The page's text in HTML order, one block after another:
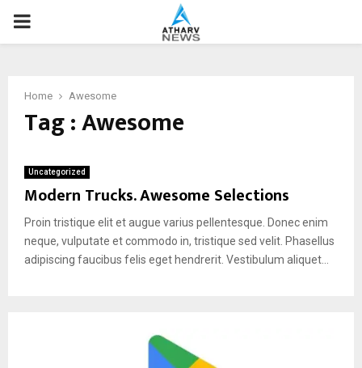
P
A
R
Home Awesome
Tag : Awesome
Uncategorized
Modern Trucks. Awesome Selections
Proin tristique elit et augue varius pellentesque. Donec enim
neque, vulputate et commodo in, tristique sed velit. Phasellus
adipiscing faucibus felis eget hendrerit. Vestibulum aliquet...